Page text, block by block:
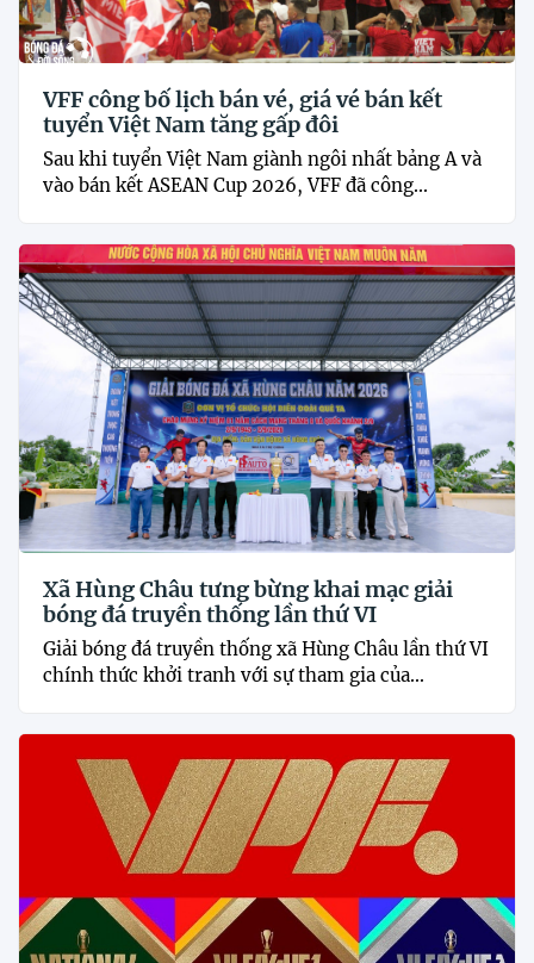
VFF công bố lịch bán vé, giá vé bán kết
tuyển Việt Nam tăng gấp đôi
Sau khi tuyển Việt Nam giành ngôi nhất bảng A và
vào bán kết ASEAN Cup 2026, VFF đã công...
Xã Hùng Châu tưng bừng khai mạc giải
bóng đá truyền thống lần thứ VI
Giải bóng đá truyền thống xã Hùng Châu lần thứ VI
chính thức khởi tranh với sự tham gia của...